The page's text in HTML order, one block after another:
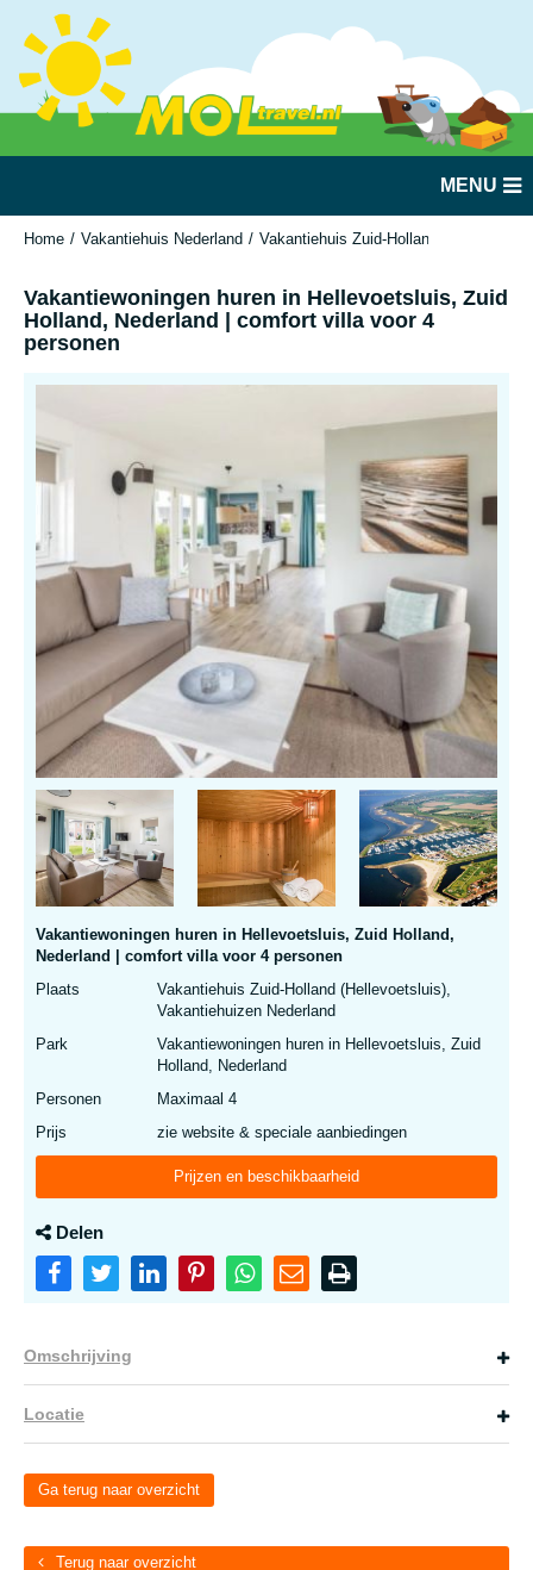
MENU
Home Vakantiehuis Nederland Vakantiehuis Zuid-Holland
Vakantiewoningen huren in Hellevoetsluis, Zuid
Holland, Nederland | comfort villa voor 4
personen
Vakantiewoningen huren in Hellevoetsluis, Zuid Holland,
Nederland | comfort villa voor 4 personen
Plaats
Vakantiehuis Zuid-Holland (Hellevoetsluis),
Vakantiehuizen Nederland
Park
Vakantiewoningen huren in Hellevoetsluis, Zuid
Holland, Nederland
Personen
Maximaal 4
Prijs
zie website & speciale aanbiedingen
Prijzen en beschikbaarheid
Delen
Omschrijving
Locatie
Ga terug naar overzicht
Terug naar overzicht